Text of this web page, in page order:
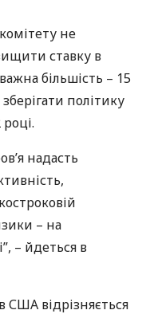
не
ставку в
більшість – 15
політику
надасть
– на
– йдеться в
США відрізняється